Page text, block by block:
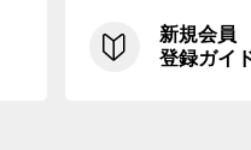
新規会員
登録ガイ